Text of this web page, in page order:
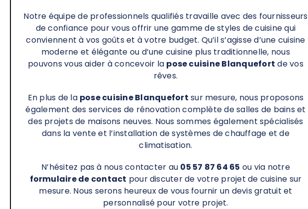
Notre équipe de professionnels qualifiés travaille avec des fournisseurs
de confiance pour vous offrir une gamme de styles de cuisine qui
conviennent à vos goûts et à votre budget. Qu’il s’agisse d’une cuisine
moderne et élégante ou d’une cuisine plus traditionnelle, nous
pouvons vous aider à concevoir la pose cuisineBlanquefort de vos
rêves.
En plus de la pose cuisine Blanquefort sur mesure, nous proposons
également des services de rénovation complète de salles de bains et
des projets de maisons neuves. Nous sommes également spécialisés
dans la vente et l’installation de systèmes de chauffage et de
climatisation.
N’hésitez pas à nous contacter au 05 57 87 64 65 ou via notre
formulaire de contact pour discuter de votre projet de cuisine sur
mesure. Nous serons heureux de vous fournir un devis gratuit et
personnalisé pour votre projet.